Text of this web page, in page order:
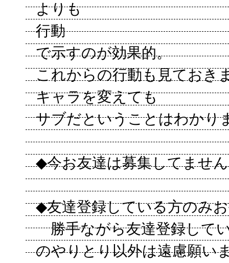
よりも
行動
で示すのが効果的。
これからの行動も見ておき
キャラを変えても
サブだということはわかり
◆今お友達は募集してませ
◆友達登録している方のみ
勝手ながら友達登録して
のやりとり以外は遠慮願い